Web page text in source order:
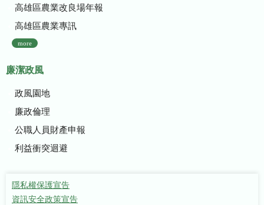
高雄區農業改良場年報
高雄區農業專訊
more
廉潔政風
政風園地
廉政倫理
公職人員財產申報
利益衝突迴避
隱私權保護宣告
資訊安全政策宣告